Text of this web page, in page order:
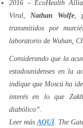
2016 – EcoHealth
Viral, Nathan Wolfe ,
transmitidos por
laboratorio de Wuhan,
Considerando que la
estadounidenses en la
indique que Moscú ha
interés en lo que
diabólico”.
Leer más AQUÍ. The